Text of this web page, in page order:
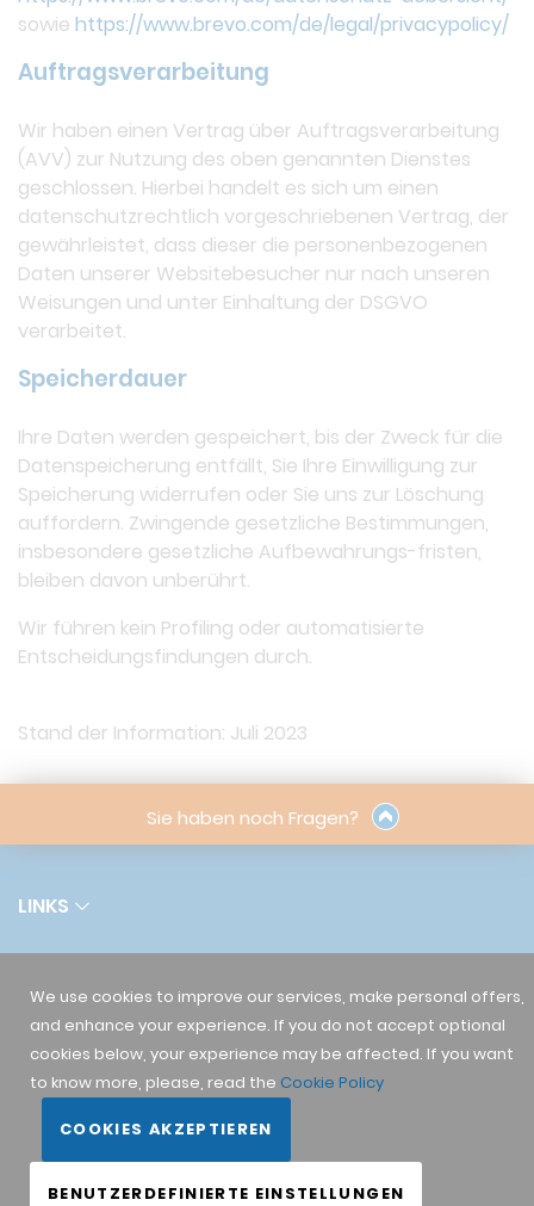
sowie https://www.brevo.com/de/legal/privacypolicy/
Auftragsverarbeitung
Wir haben einen Vertrag über Auftragsverarbeitung
(AVV) zur Nutzung des oben genannten Dienstes
geschlossen. Hierbei handelt es sich um einen
datenschutzrechtlich vorgeschriebenen Vertrag, der
gewährleistet, dass dieser die personenbezogenen
Daten unserer Websitebesucher nur nach unseren
Weisungen und unter Einhaltung der DSGVO
verarbeitet.
Speicherdauer
Ihre Daten werden gespeichert, bis der Zweck für die
Datenspeicherung entfällt, Sie Ihre Einwilligung zur
Speicherung widerrufen oder Sie uns zur Löschung
auffordern. Zwingende gesetzliche Bestimmungen,
insbesondere gesetzliche Aufbewahrungs-fristen,
bleiben davon unberührt.
Wir führen kein Profiling oder automatisierte
Entscheidungsfindungen durch.
Stand der Information: Juli 2023
Sie haben noch Fragen?
LINKS
UNTERNEHMEN
ACTIVATE TEAM
©2024 Reclay Systems GmbH
We use cookies to improve our services, make personal offers,
and enhance your experience. If you do not accept optional
cookies below, your experience may be affected. If you want
to know more, please, read the Cookie Policy
COOKIES AKZEPTIEREN
BENUTZERDEFINIERTE EINSTELLUNGEN